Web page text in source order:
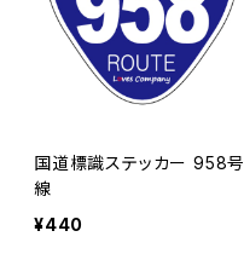
国道標識ステッカー 958号
線
¥440